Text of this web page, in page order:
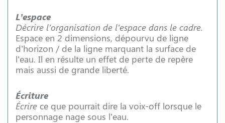
L’espace
Décrire l’organisation de l’espace dans le cadre.
Espace en 2 dimensions, dépourvu de ligne
d’horizon / de la ligne marquant la surface de
l’eau. Il en résulte un effet de perte de repère
mais aussi de grande liberté.
Écriture
Écrire ce que pourrait dire la voix-off lorsque le
personnage nage sous l’eau.